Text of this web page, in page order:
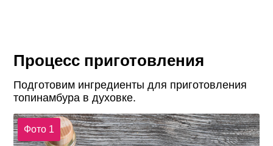
Процесс приготовления
Подготовим ингредиенты для приготовления
топинамбура в духовке.
Фото 1